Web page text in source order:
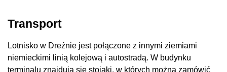
Transport
Lotnisko w Dreźnie jest połączone z innymi ziemiami
niemieckimi linią kolejową i autostradą. W budynku
terminalu znajdują się stojaki, w których można zamówić